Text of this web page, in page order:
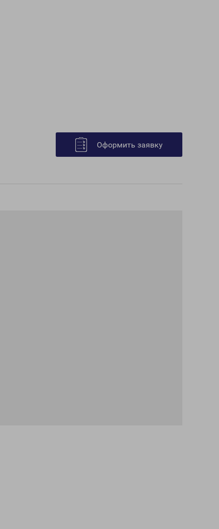
Оформить заявку